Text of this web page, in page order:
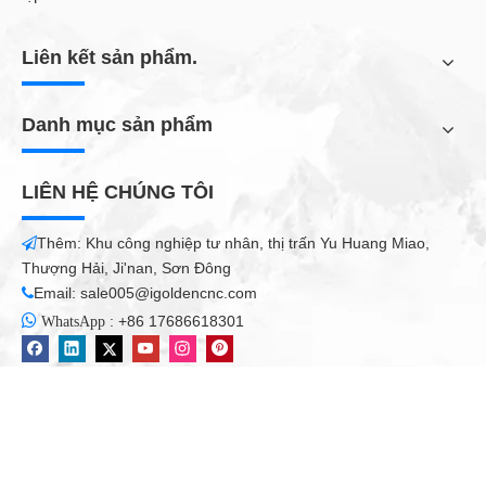
sóng, PVC, acrylic, Crystal, Đá cẩm thạch nhẹ và các vật liệu phi
kim loại khác ect ..
Hiệu ứng prccessing: Nó có thể sản xuất các tác dụng sau: cứu
Mẹo sử dụng máy cắt acrylic CNC của bạn:
Acrylic là một dạng nhựa bền, rõ ràng, và như vậy có các đặc
tính khác với kim loại, gỗ hoặc các vật liệu khác. Bạn chắc chắn
có thể sử dụng Bộ định tuyến cnc.
các mẹo sau sẽ giúp bạn tránh các bất thường hoặc khó khăn
Liên kết sản phẩm.
Danh mục sản phẩm
LIÊN HỆ CHÚNG TÔI
Thêm: Khu công nghiệp tư nhân, thị trấn Yu Huang Miao,
Thượng Hải, Ji'nan, Sơn Đông
Email: sale005@igoldencnc.com
 WhatsApp : +86 17686618301